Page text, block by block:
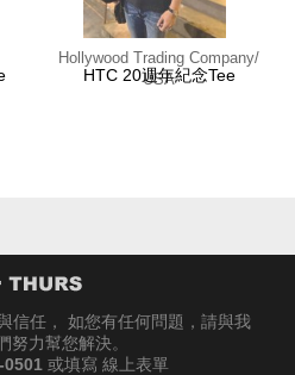
Hollywood Trading Company/
USA
HTC 20週年紀念Tee
信任， 如您有任何問題，請與我
努力幫您解決。
0501 或填寫線上表單